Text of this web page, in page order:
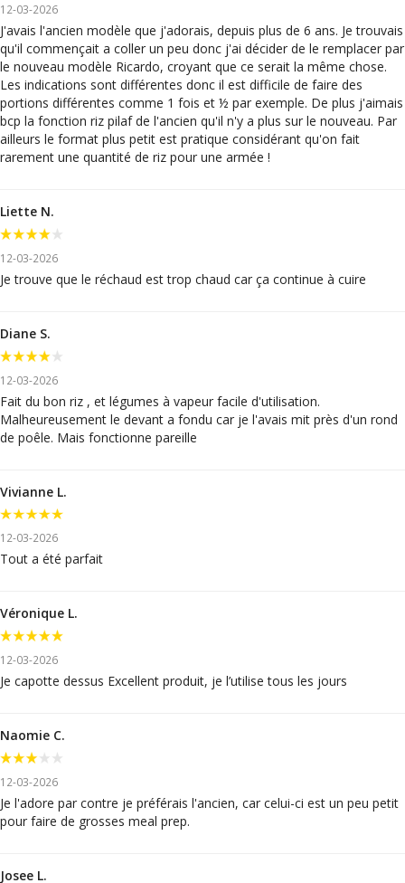
12-03-2026
J'avais l'ancien modèle que j'adorais, depuis plus de 6 ans. Je trouvais
qu'il commençait a coller un peu donc j'ai décider de le remplacer par
le nouveau modèle Ricardo, croyant que ce serait la même chose.
Les indications sont différentes donc il est difficile de faire des
portions différentes comme 1 fois et ½ par exemple. De plus j'aimais
bcp la fonction riz pilaf de l'ancien qu'il n'y a plus sur le nouveau. Par
ailleurs le format plus petit est pratique considérant qu'on fait
rarement une quantité de riz pour une armée !
Liette N.
12-03-2026
Je trouve que le réchaud est trop chaud car ça continue à cuire
Diane S.
12-03-2026
Fait du bon riz , et légumes à vapeur facile d'utilisation.
Malheureusement le devant a fondu car je l'avais mit près d'un rond
de poêle. Mais fonctionne pareille
Vivianne L.
12-03-2026
Tout a été parfait
Véronique L.
12-03-2026
Je capotte dessus Excellent produit, je l’utilise tous les jours
Naomie C.
12-03-2026
Je l'adore par contre je préférais l'ancien, car celui-ci est un peu petit
pour faire de grosses meal prep.
Josee L.